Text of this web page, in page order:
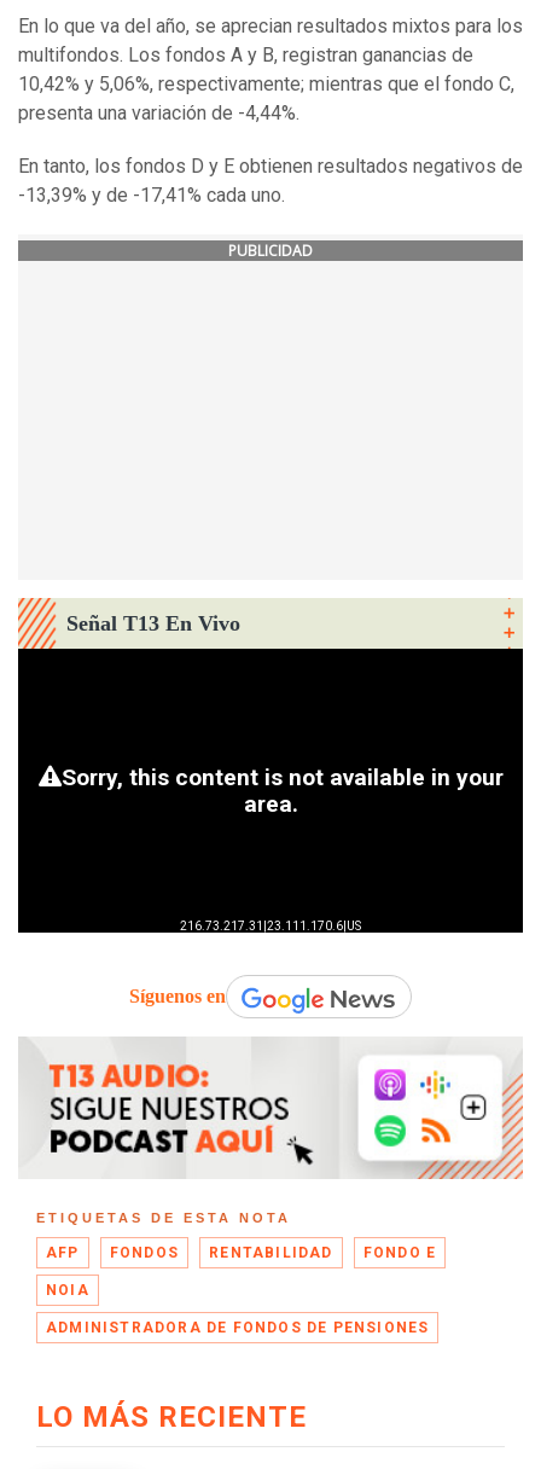
En lo que va del año, se aprecian resultados mixtos para los
multifondos. Los fondos A y B, registran ganancias de
10,42% y 5,06%, respectivamente; mientras que el fondo C,
presenta una variación de -4,44%.
En tanto, los fondos D y E obtienen resultados negativos de
-13,39% y de -17,41% cada uno.
PUBLICIDAD
Señal T13 En Vivo
Síguenos en
ETIQUETAS DE ESTA NOTA
AFP FONDOS RENTABILIDAD FONDO E
NOIA
ADMINISTRADORA DE FONDOS DE PENSIONES
LO MÁS RECIENTE